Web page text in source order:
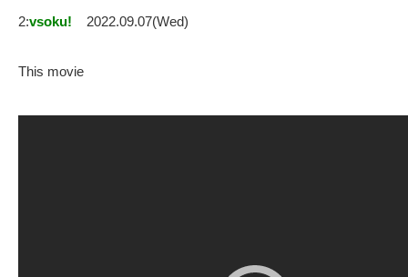
2:vsoku! 2022.09.07(Wed)
This movie